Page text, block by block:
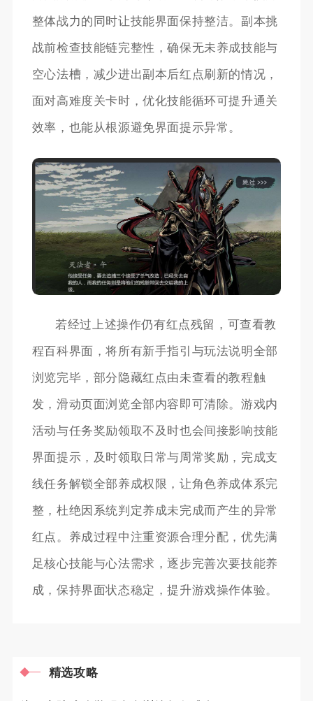
整体战力的同时让技能界面保持整洁。副本挑
战前检查技能链完整性，确保无未养成技能与
空心法槽，减少进出副本后红点刷新的情况，
面对高难度关卡时，优化技能循环可提升通关
效率，也能从根源避免界面提示异常。
若经过上述操作仍有红点残留，可查看教
程百科界面，将所有新手指引与玩法说明全部
浏览完毕，部分隐藏红点由未查看的教程触
发，滑动页面浏览全部内容即可清除。游戏内
活动与任务奖励领取不及时也会间接影响技能
界面提示，及时领取日常与周常奖励，完成支
线任务解锁全部养成权限，让角色养成体系完
整，杜绝因系统判定养成未完成而产生的异常
红点。养成过程中注重资源合理分配，优先满
足核心技能与心法需求，逐步完善次要技能养
成，保持界面状态稳定，提升游戏操作体验。
精选攻略